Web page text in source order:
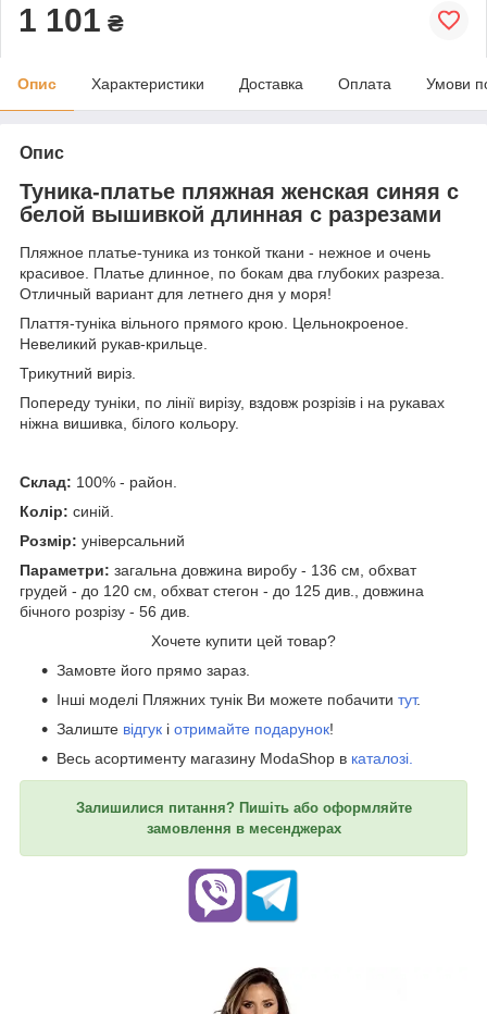
1 101 ₴
Опис Характеристики Доставка Оплата Умови
Опис
Туника-платье пляжная женская синяя с
белой вышивкой длинная с разрезами
Пляжное платье-туника из тонкой ткани - нежное и очень
красивое. Платье длинное, по бокам два глубоких разреза.
Отличный вариант для летнего дня у моря!
Плаття-туніка вільного прямого крою. Цельнокроеное.
Невеликий рукав-крильце.
Трикутний виріз.
Попереду туніки, по лінії вирізу, вздовж розрізів і на рукавах
ніжна вишивка, білого кольору.
Склад: 100% - район.
Колір: синій.
Розмір: універсальний
Параметри: загальна довжина виробу - 136 см, обхват
грудей - до 120 см, обхват стегон - до 125 див., довжина
бічного розрізу - 56 див.
Хочете купити цей товар?
Замовте його прямо зараз.
Інші моделі Пляжних тунік Ви можете побачити тут.
Залиште відгук і отримайте подарунок!
Весь асортименту магазину ModaShop в каталозі.
Залишилися питання? Пишіть або оформляйте
замовлення в месенджерах